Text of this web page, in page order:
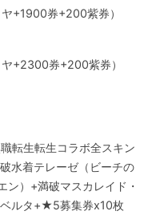
+1900券+200紫券）
+2300券+200紫券）
転生転生コラボ全スキン
水着テレーゼ（ビーチの
ン）+満破マスカレイド・
ルタ+★5募集券x10枚